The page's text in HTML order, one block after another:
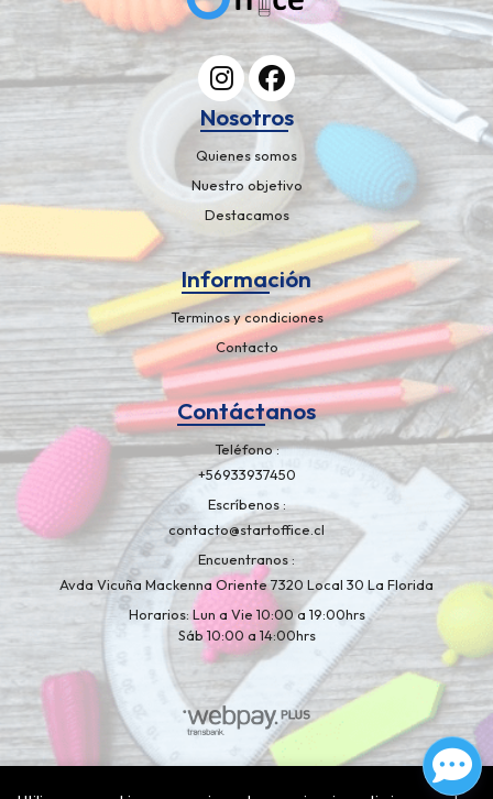
Nosotros
Quienes somos
Nuestro objetivo
Destacamos
Información
Terminos y condiciones
Contacto
Contáctanos
Teléfono
+56933937450
Escríbenos
contacto@startoffice.cl
Encuentranos
Avda Vicuña Mackenna Oriente 7320 Local 30 La Florida
Horarios: Lun a Vie 10:00 a 19:00hrs
Sáb 10:00 a 14:00hrs
¿Te gusta mi tienda? Yo vendo con